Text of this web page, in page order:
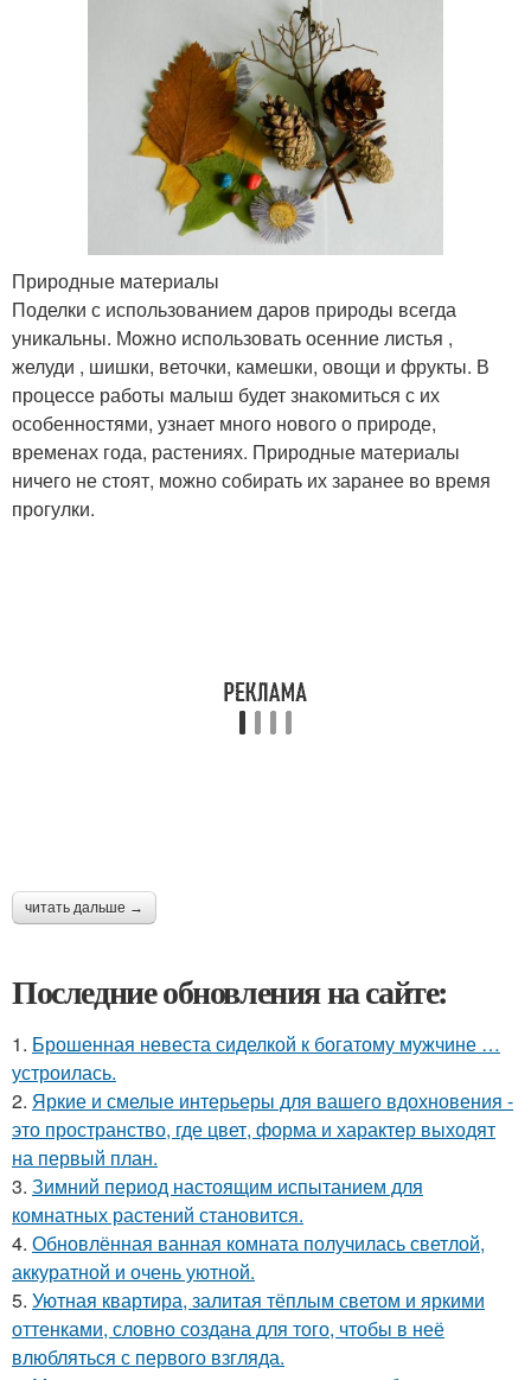
Природные материалы
Поделки с использованием даров природы всегда
уникальны. Можно использовать осенние листья ,
желуди , шишки, веточки, камешки, овощи и фрукты. В
процессе работы малыш будет знакомиться с их
особенностями, узнает много нового о природе,
временах года, растениях. Природные материалы
ничего не стоят, можно собирать их заранее во время
прогулки.
читать дальше →
Последние обновления на сайте:
1. Брошенная невеста сиделкой к богатому мужчине …
устроилась.
2. Яркие и смелые интерьеры для вашего вдохновения -
это пространство, где цвет, форма и характер выходят
на первый план.
3. Зимний период настоящим испытанием для
комнатных растений становится.
4. Обновлённая ванная комната получилась светлой,
аккуратной и очень уютной.
5. Уютная квартира, залитая тёплым светом и яркими
оттенками, словно создана для того, чтобы в неё
влюбляться с первого взгляда.